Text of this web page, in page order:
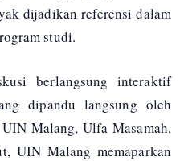
dijadikan referensi dalam
studi.
berlangsung interaktif
dipandu langsung oleh
Malang, Ulfa Masamah,
UIN Malang memaparkan